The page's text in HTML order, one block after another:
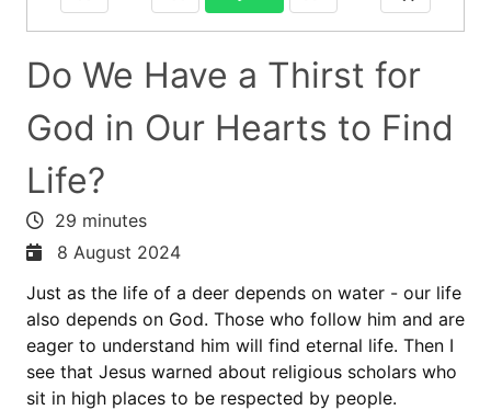
Do We Have a Thirst for
God in Our Hearts to Find
Life?
29 minutes
8 August 2024
Just as the life of a deer depends on water - our life
also depends on God. Those who follow him and are
eager to understand him will find eternal life. Then I
see that Jesus warned about religious scholars who
sit in high places to be respected by people.